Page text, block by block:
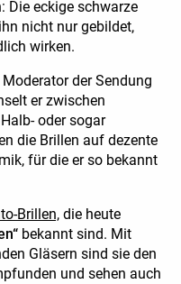
Die eckige schwarze
nicht nur gebildet,
wirken.
Moderator der Sendung
er zwischen
oder sogar
die Brillen auf dezente
für die er so bekannt
Brillen, die heute
bekannt sind. Mit
Gläsern sind sie den
und sehen auch